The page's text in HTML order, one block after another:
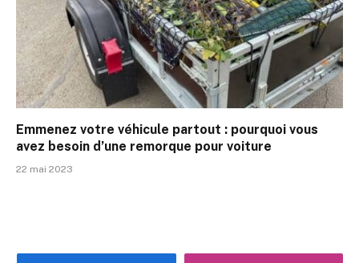
Emmenez votre véhicule partout : pourquoi vous
avez besoin d’une remorque pour voiture
22 mai 2023